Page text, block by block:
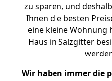
zu sparen, und
Ihnen die besten
eine kleine Wohnung
Haus in Salzgitter
Wir haben immer die